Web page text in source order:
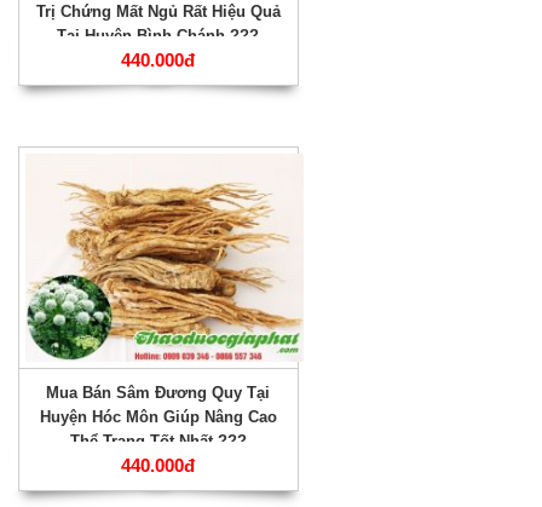
Trị Chứng Mất Ngủ Rất Hiệu Quả
Tại Huyện Bình Chánh ???
440.000đ
Mua Bán Sâm Đương Quy Tại
Huyện Hóc Môn Giúp Nâng Cao
Thể Trạng Tốt Nhất ???
440.000đ